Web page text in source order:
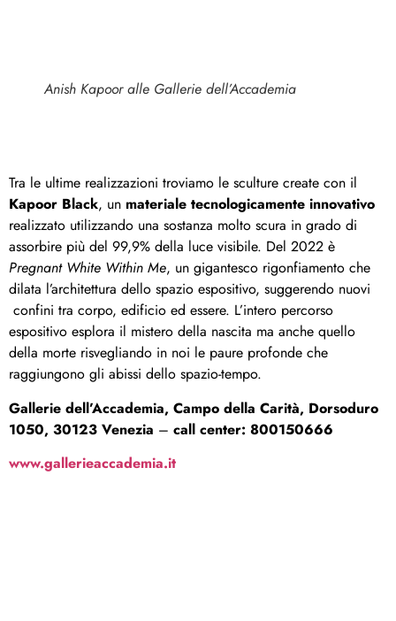
Anish Kapoor alle Gallerie dell’Accademia
Tra le ultime realizzazioni troviamo le sculture create con il
Kapoor Black, un materiale tecnologicamente innovativo
realizzato utilizzando una sostanza molto scura in grado di
assorbire più del 99,9% della luce visibile. Del 2022 è
Pregnant White Within Me, un gigantesco rigonfiamento che
dilata l’architettura dello spazio espositivo, suggerendo nuovi
confini tra corpo, edificio ed essere. L’intero percorso
espositivo esplora il mistero della nascita ma anche quello
della morte risvegliando in noi le paure profonde che
raggiungono gli abissi dello spazio-tempo.
Gallerie dell’Accademia, Campo della Carità, Dorsoduro
1050, 30123 Venezia – call center: 800150666
www.gallerieaccademia.it